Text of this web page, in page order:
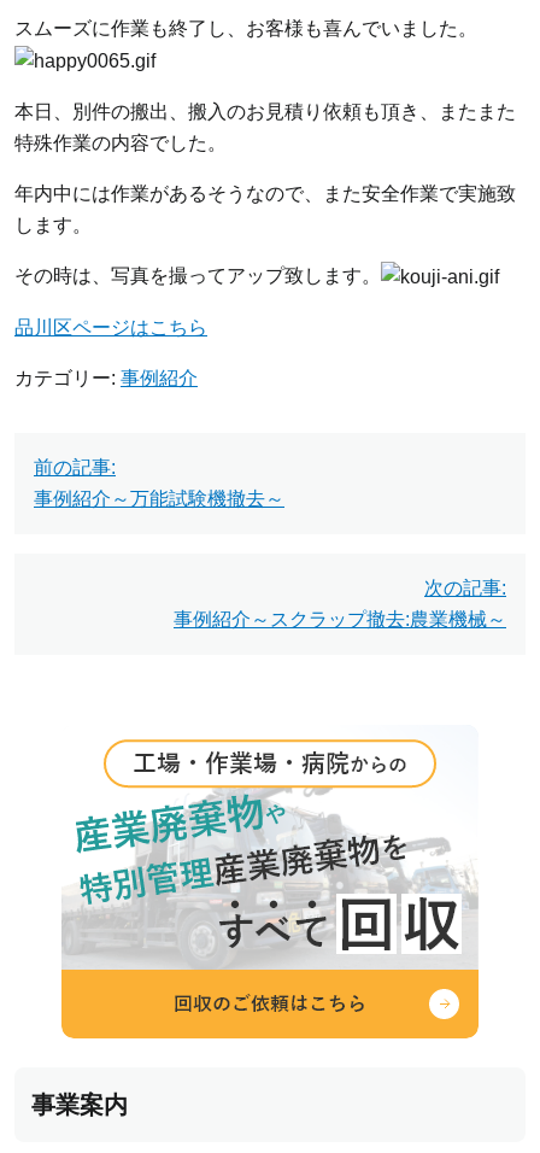
スムーズに作業も終了し、お客様も喜んでいました。
本日、別件の搬出、搬入のお見積り依頼も頂き、またまた
特殊作業の内容でした。
年内中には作業があるそうなので、また安全作業で実施致
します。
その時は、写真を撮ってアップ致します。
品川区ページはこちら
カテゴリー: 事例紹介
投
稿
前の記事:
事例紹介～万能試験機撤去～
次の記事:
事例紹介～スクラップ撤去:農業機械～
事業案内